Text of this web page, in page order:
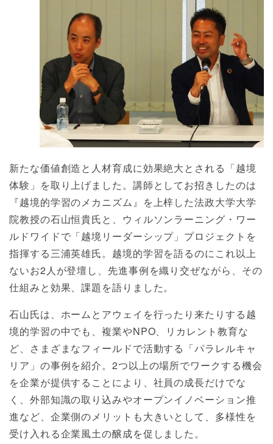
新たな価値創造と人材育成に効果絶大とされる「越境
体験」を取り上げました。講師としてお招きしたのは
『越境的学習のメカニズム』を上梓した法政大学大学
院教授の石山恒貴氏と、ウィルソンラーニング・ワー
ルドワイドで「越境リーダーシップ」プロジェクトを
指揮する三浦英雄氏。越境的学習を語るのにこれ以上
ないお2人が登壇し、先進事例を織り交ぜながら、その
仕組みと効果、課題を語りました。
石山氏は、ホームとアウェイを行ったり来たりする越
境的学習の中でも、複業やNPO、リカレント教育な
ど、さまざまなフィールドで活動する「パラレルキャ
リア」の事例を紹介。2つ以上の場所でワークする機会
を企業が提供することにより、社員の成長だけでな
く、外部知識の取り込みやオープンイノベーション推
進など、企業側のメリットも大きいとして、多様性を
受け入れる企業風土の醸成を促しました。